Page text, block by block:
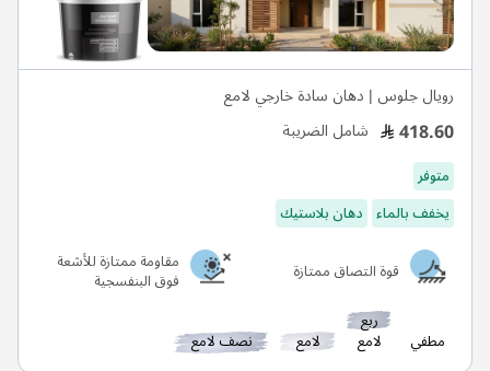
رويال جلوس | دهان سادة خارجي لامع
418.60 شامل الضريبة
متوفر
يخفف بالماء دهان بلاستيك
قوة التصاق ممتازة
مقاومة ممتازة للأشعة
فوق البنفسجية
مطفي
ربع
لامع لامع نصف لامع